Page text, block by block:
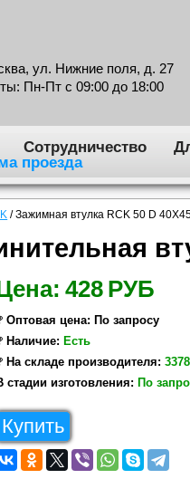
ул. Нижние поля, д. 27
Пн-Пт с 09:00 до 18:00
Сотрудничество
проезда
/ Зажимная втулка RCK 50 D
428 РУБ
Оптовая цена: По запросу
Наличие: Есть
На складе производителя: 3378
стадии изготовления: По
Купить